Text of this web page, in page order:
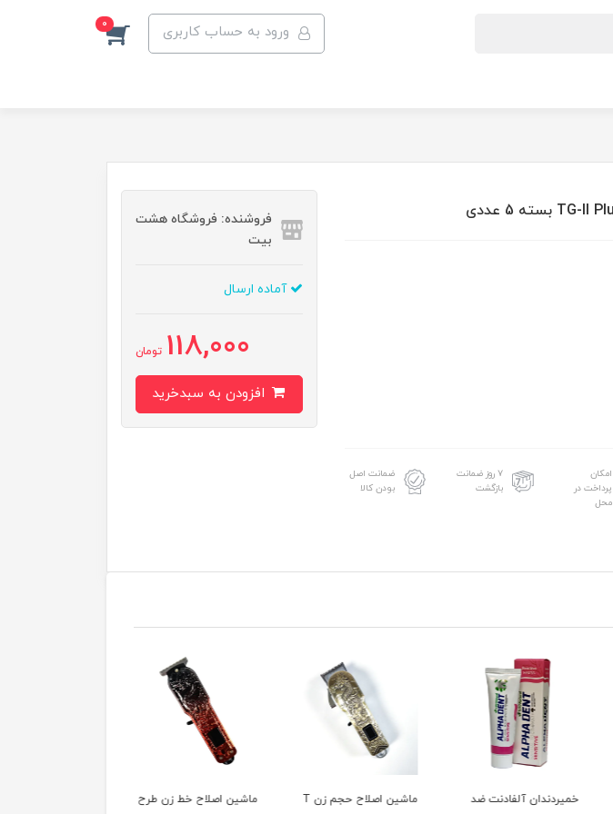
ورود به حساب کاربری 0
امکان
پرداخت در
محل
۷ روز ضمانت
بازگشت
ضمانت اصل
بودن کالا
فروشنده: فروشگاه هشت
بیت
آماده ارسال
118,000 تومان
خمیردندان آلفادنت ضد
ماشین اصلاح حجم زن T
ماشین اصلاح خط زن طرح